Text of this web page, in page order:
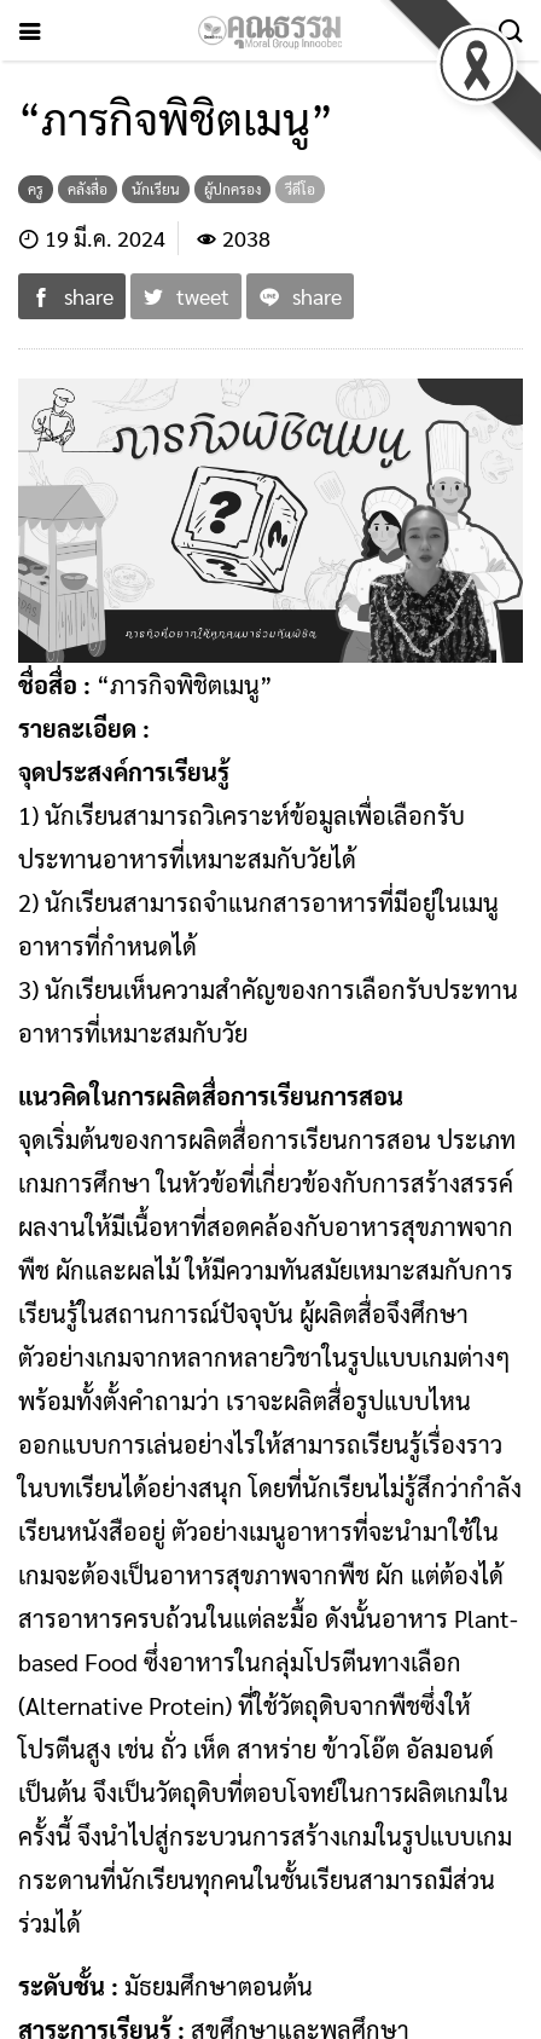
“ภารกิจพิชิตเมนู”
ครู คลังสื่อ นักเรียน ผู้ปกครอง วีดีโอ
19 มี.ค. 2024 2038
share tweet share
ชื่อสื่อ : “ภารกิจพิชิตเมนู”
รายละเอียด :
จุดประสงค์การเรียนรู้
1) นักเรียนสามารถวิเคราะห์ข้อมูลเพื่อเลือกรับ
ประทานอาหารที่เหมาะสมกับวัยได้
2) นักเรียนสามารถจําแนกสารอาหารที่มีอยู่ในเมนู
อาหารที่กําหนดได้
3) นักเรียนเห็นความสําคัญของการเลือกรับประทาน
อาหารที่เหมาะสมกับวัย
แนวคิดในการผลิตสื่อการเรียนการสอน
จุดเริ่มต้นของการผลิตสื่อการเรียนการสอน ประเภท
เกมการศึกษา ในหัวข้อที่เกี่ยวข้องกับการสร้างสรรค์
ผลงานให้มีเนื้อหาที่สอดคล้องกับอาหารสุขภาพจาก
พืช ผักและผลไม้ ให้มีความทันสมัยเหมาะสมกับการ
เรียนรู้ในสถานการณ์ปัจจุบัน ผู้ผลิตสื่อจึงศึกษา
ตัวอย่างเกมจากหลากหลายวิชาในรูปแบบเกมต่างๆ
พร้อมทั้งตั้งคําถามว่า เราจะผลิตสื่อรูปแบบไหน
ออกแบบการเล่นอย่างไรให้สามารถเรียนรู้เรื่องราว
ในบทเรียนได้อย่างสนุก โดยที่นักเรียนไม่รู้สึกว่ากําลัง
เรียนหนังสืออยู่ ตัวอย่างเมนูอาหารที่จะนํามาใช้ใน
เกมจะต้องเป็นอาหารสุขภาพจากพืช ผัก แต่ต้องได้
สารอาหารครบถ้วนในแต่ละมื้อ ดังนั้นอาหาร Plant-
based Food ซึ่งอาหารในกลุ่มโปรตีนทางเลือก
(Alternative Protein) ที่ใช้วัตถุดิบจากพืชซึ่งให้
โปรตีนสูง เช่น ถั่ว เห็ด สาหร่าย ข้าวโอ๊ต อัลมอนด์
เป็นต้น จึงเป็นวัตถุดิบที่ตอบโจทย์ในการผลิตเกมใน
ครั้งนี้ จึงนําไปสู่กระบวนการสร้างเกมในรูปแบบเกม
กระดานที่นักเรียนทุกคนในชั้นเรียนสามารถมีส่วน
ร่วมได้
ระดับชั้น : มัธยมศึกษาตอนต้น
สาระการเรียนรู้ : สุขศึกษาและพลศึกษา